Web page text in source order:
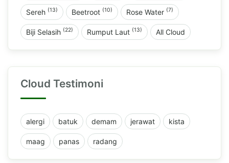
Sereh (13) Beetroot (10) Rose Water (7)
Biji Selasih (22) Rumput Laut (13) All Cloud
Cloud Testimoni
alergi batuk demam jerawat kista
maag panas radang